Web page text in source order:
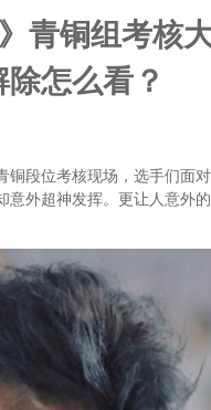
青铜组考核
怎么看？
段位考核现场，选手们面
外超神发挥。更让人意外